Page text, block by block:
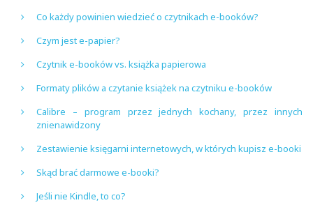
Co każdy powinien wiedzieć o czytnikach e-booków?
Czym jest e-papier?
Czytnik e-booków vs. książka papierowa
Formaty plików a czytanie książek na czytniku e-booków
Calibre – program przez jednych kochany, przez innych
znienawidzony
Zestawienie księgarni internetowych, w których kupisz e-booki
Skąd brać darmowe e-booki?
Jeśli nie Kindle, to co?